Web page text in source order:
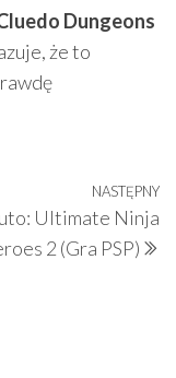
Dungeons
że to
NASTĘPNY
Ultimate Ninja
2 (Gra PSP)